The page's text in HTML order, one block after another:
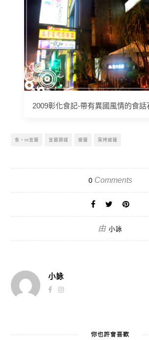
2009彰化食記-帶有異國風情的食話
食。in宜蘭 宜蘭頭城 披薩 窯烤披薩
0Comments
由 小詠
小詠
你也許會喜歡